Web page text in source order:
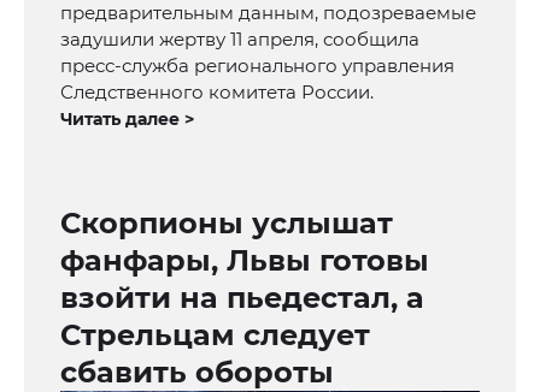
предварительным данным, подозреваемые
задушили жертву 11 апреля, сообщила
пресс-служба регионального управления
Следственного комитета России.
Читать далее >
Скорпионы услышат
фанфары, Львы готовы
взойти на пьедестал, а
Стрельцам следует
сбавить обороты